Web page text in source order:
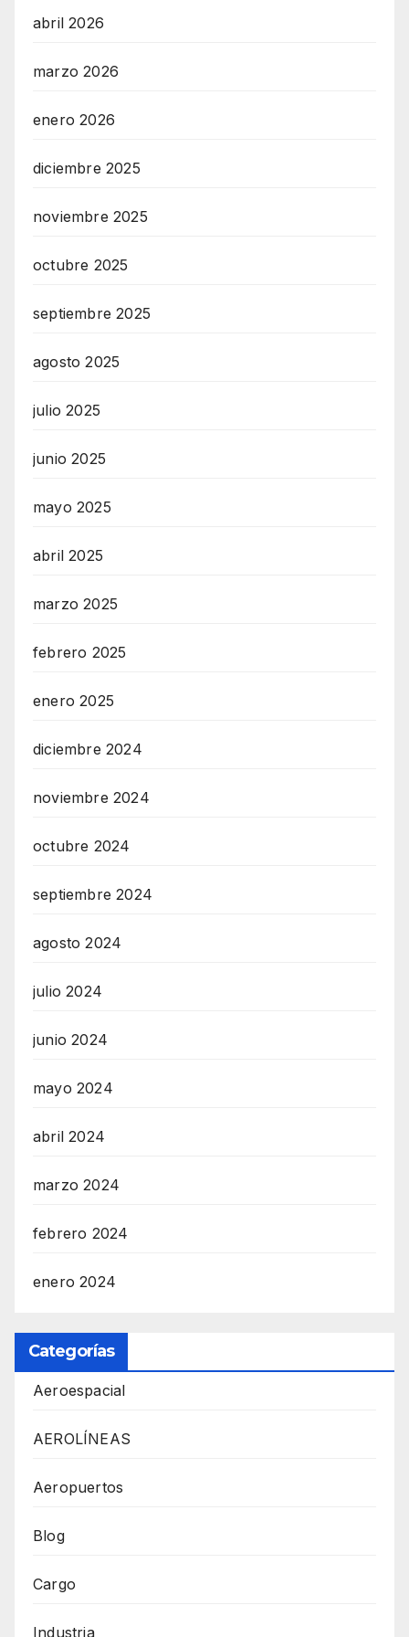
abril 2026
marzo 2026
enero 2026
diciembre 2025
noviembre 2025
octubre 2025
septiembre 2025
agosto 2025
julio 2025
junio 2025
mayo 2025
abril 2025
marzo 2025
febrero 2025
enero 2025
diciembre 2024
noviembre 2024
octubre 2024
septiembre 2024
agosto 2024
julio 2024
junio 2024
mayo 2024
abril 2024
marzo 2024
febrero 2024
enero 2024
Categorías
Aeroespacial
AEROLÍNEAS
Aeropuertos
Blog
Cargo
Industria